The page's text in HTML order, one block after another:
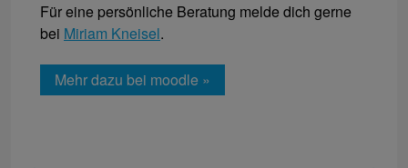
Für eine persönliche Beratung melde dich gerne
bei Miriam Kneisel.
Mehr dazu bei moodle »